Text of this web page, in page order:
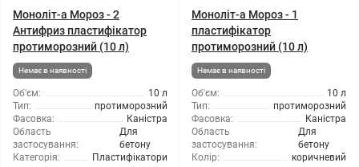
Моноліт-а Мороз - 2
Антифриз пластифікатор
протиморозний (10 л)
Немає в наявності
Об'єм:
10 л
Тип:
протиморозний
Фасовка:
Каністра
Область
застосування:
Для
бетону
Категорія:
Пластифікатори
Моноліт-а Мороз - 1
пластифікатор
протиморозний (10 л)
Немає в наявності
Об'єм:
10 л
Тип:
протиморозний
Фасовка:
Каністра
Область
застосування:
Для
бетону
Колір:
коричневий